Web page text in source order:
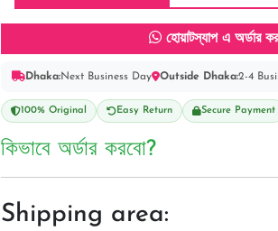
হোয়াটস্যাপ এ অর্ডার
Dhaka:Next Business Day Outside Dhaka:2-4
100% Original Easy Return Secure Payment
কিভাবে অর্ডার করবো?
Shipping area: